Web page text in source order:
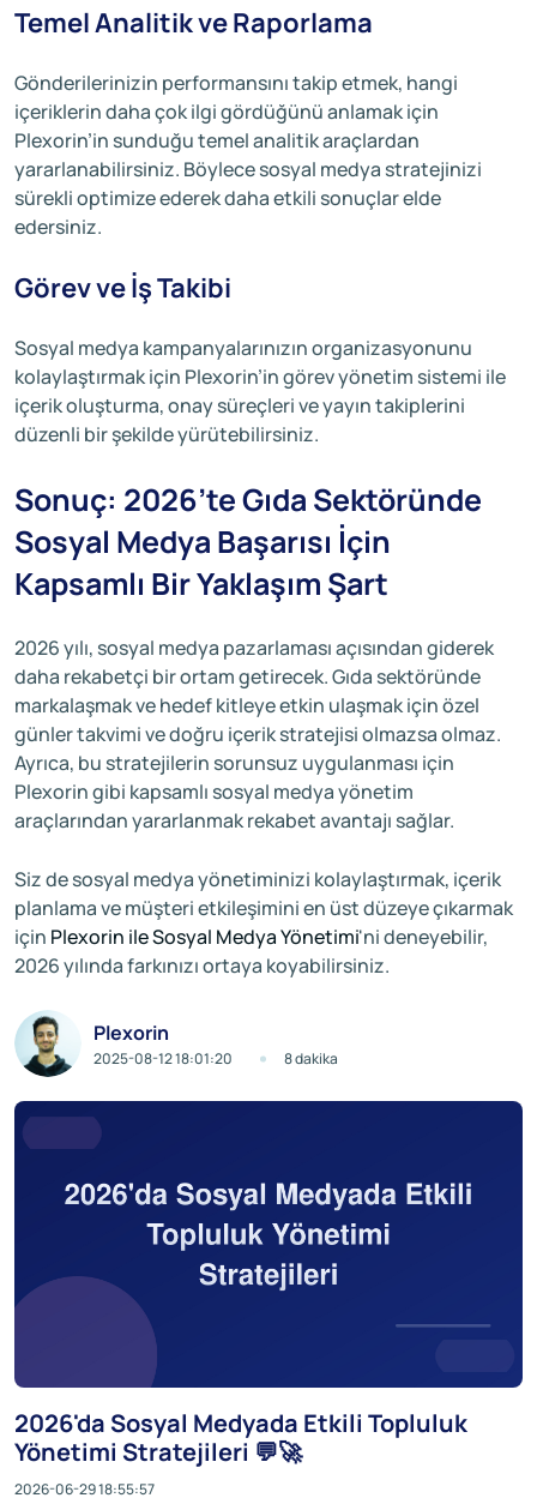
Temel Analitik ve Raporlama
Gönderilerinizin performansını takip etmek, hangi
içeriklerin daha çok ilgi gördüğünü anlamak için
Plexorin’in sunduğu temel analitik araçlardan
yararlanabilirsiniz. Böylece sosyal medya stratejinizi
sürekli optimize ederek daha etkili sonuçlar elde
edersiniz.
Görev ve İş Takibi
Sosyal medya kampanyalarınızın organizasyonunu
kolaylaştırmak için Plexorin’in görev yönetim sistemi ile
içerik oluşturma, onay süreçleri ve yayın takiplerini
düzenli bir şekilde yürütebilirsiniz.
Sonuç: 2026’te Gıda Sektöründe
Sosyal Medya Başarısı İçin
Kapsamlı Bir Yaklaşım Şart
2026 yılı, sosyal medya pazarlaması açısından giderek
daha rekabetçi bir ortam getirecek. Gıda sektöründe
markalaşmak ve hedef kitleye etkin ulaşmak için özel
günler takvimi ve doğru içerik stratejisi olmazsa olmaz.
Ayrıca, bu stratejilerin sorunsuz uygulanması için
Plexorin gibi kapsamlı sosyal medya yönetim
araçlarından yararlanmak rekabet avantajı sağlar.
Siz de sosyal medya yönetiminizi kolaylaştırmak, içerik
planlama ve müşteri etkileşimini en üst düzeye çıkarmak
için Plexorin ile Sosyal Medya Yönetimi'ni deneyebilir,
2026 yılında farkınızı ortaya koyabilirsiniz.
Plexorin
2025-08-12 18:01:20 8 dakika
2026'da Sosyal Medyada Etkili Topluluk
Yönetimi Stratejileri 💬🚀
2026-06-29 18:55:57